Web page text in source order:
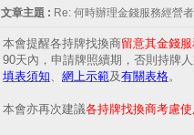
文章主題 : Re: 何時辦理金錢服務經營
本會提醒各持牌找換商留意其金錢
90天內，申請牌照續期，否則持牌
填表須知、 網上示範及有關表格。
本會亦再次建議各持牌找換商考慮